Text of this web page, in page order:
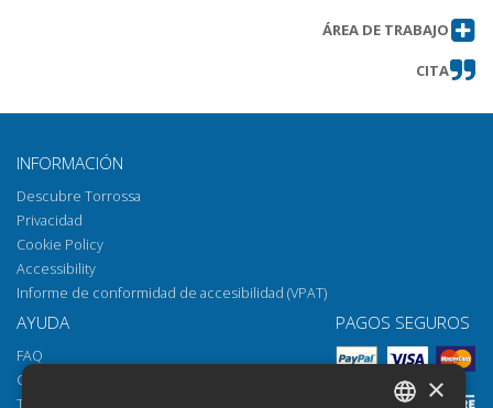
ÁREA DE TRABAJO
CITA
INFORMACIÓN
Descubre Torrossa
Privacidad
Cookie Policy
Accessibility
Informe de conformidad de accesibilidad (VPAT)
AYUDA
FAQ
Cómo abrir los archivos
PAGOS SEGUROS
×